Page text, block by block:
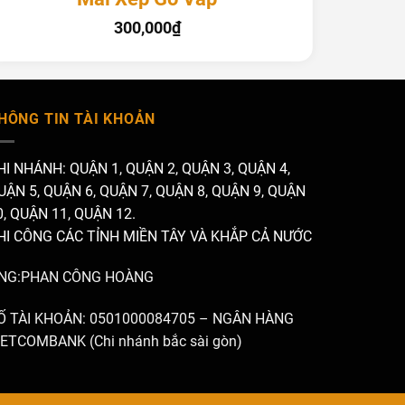
300,000₫
TIN TÀI KHOẢN
NHÁNH: QUẬN 1, QUẬN 2, QUẬN 3, QUẬN 4,
5, QUẬN 6, QUẬN 7, QUẬN 8, QUẬN 9, QUẬN
QUẬN 11, QUẬN 12.
CÔNG CÁC TỈNH MIỀN TÂY VÀ KHẮP CẢ NƯỚC
CÔNG HOÀNG
TÀI KHOẢN: 0501000084705 – NGÂN HÀNG
(Chi nhánh bắc sài gòn)